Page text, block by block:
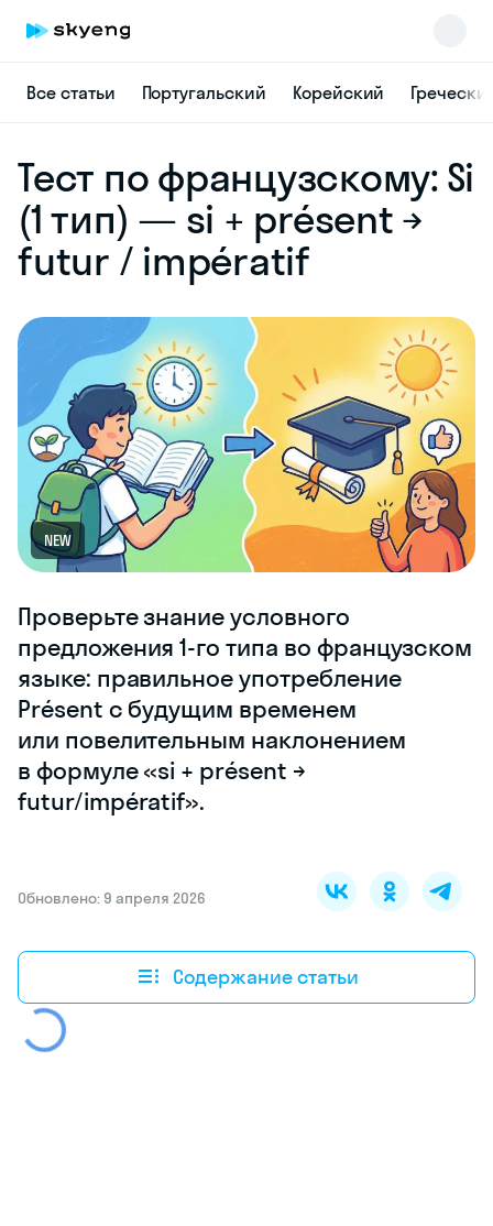
Все статьи Португальский Корейский
Тест по французскому: Si
(1 тип) — si + présent →
futur / impératif
NEW
Проверьте знание условного
предложения 1‑го типа во французском
языке: правильное употребление
Présent с будущим временем
или повелительным наклонением
в формуле «si + présent →
futur/impératif».
Обновлено: 9 апреля 2026
Содержание статьи
online